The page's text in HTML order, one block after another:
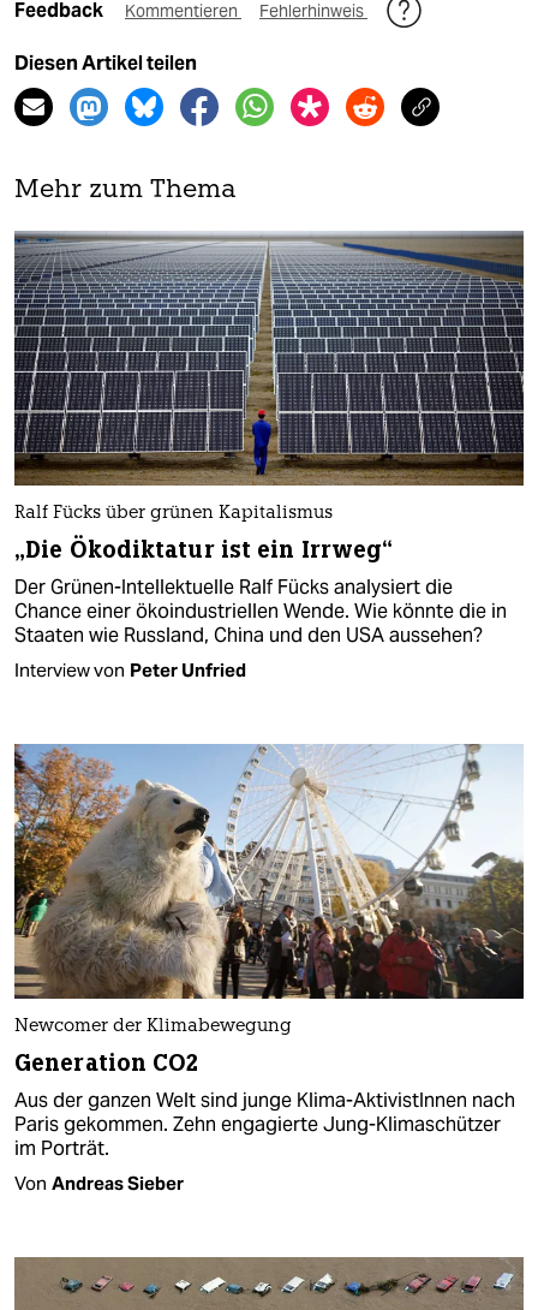
Feedback Kommentieren Fehlerhinweis
Diesen Artikel teilen
Mehr zum Thema
Ralf Fücks über grünen Kapitalismus
„Die Ökodiktatur ist ein Irrweg“
Der Grünen-Intellektuelle Ralf Fücks analysiert die
Chance einer ökoindustriellen Wende. Wie könnte die in
Staaten wie Russland, China und den USA aussehen?
Interview von Peter Unfried
Newcomer der Klimabewegung
Generation CO2
Aus der ganzen Welt sind junge Klima-AktivistInnen nach
Paris gekommen. Zehn engagierte Jung-Klimaschützer
im Porträt.
Von Andreas Sieber